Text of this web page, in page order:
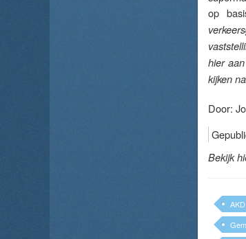
op
hier
kijken
Door:
Bekijk
AKD